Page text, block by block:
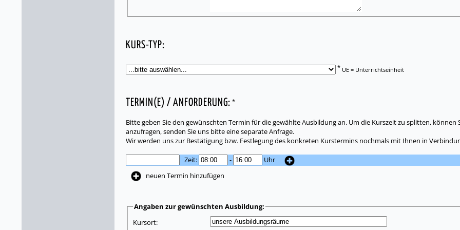
KURS-TYP:
* UE = Unterrichtseinheit
TERMIN(E) / ANFORDERUNG: *
Bitte geben Sie den gewünschten Termin für die gewählte Ausbildung an. Um die Kurszeit zu splitten,
anzufragen, senden Sie uns bitte eine separate Anfrage.
Wir werden uns zur Bestätigung bzw. Festlegung des konkreten Kurstermins nochmals mit Ihnen in
Zeit: -
Uhr
neuen Termin hinzufügen
Angaben zur gewünschten Ausbildung:
Kursort: